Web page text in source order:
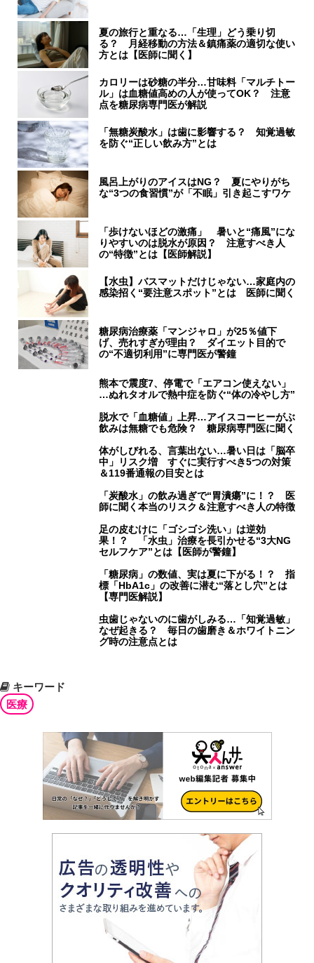
夏の旅行と重なる…「生理」どう乗り切
る？ 月経移動の方法＆鎮痛薬の適切な使い
方とは【医師に聞く】
カロリーは砂糖の半分…甘味料「マルチトー
ル」は血糖値高めの人が使ってOK？ 注意
点を糖尿病専門医が解説
「無糖炭酸水」は歯に影響する？ 知覚過敏
を防ぐ“正しい飲み方”とは
風呂上がりのアイスはNG？ 夏にやりがち
な“3つの食習慣”が「不眠」引き起こすワケ
「歩けないほどの激痛」 暑いと“痛風”にな
りやすいのは脱水が原因？ 注意すべき人
の“特徴”とは【医師解説】
【水虫】バスマットだけじゃない…家庭内の
感染招く“要注意スポット”とは 医師に聞く
糖尿病治療薬「マンジャロ」が25％値下
げ、売れすぎが理由？ ダイエット目的で
の“不適切利用”に専門医が警鐘
熊本で震度7、停電で「エアコン使えない」
…ぬれタオルで熱中症を防ぐ“体の冷やし方”
脱水で「血糖値」上昇…アイスコーヒーがぶ
飲みは無糖でも危険？ 糖尿病専門医に聞く
体がしびれる、言葉出ない…暑い日は「脳卒
中」リスク増 すぐに実行すべき5つの対策
＆119番通報の目安とは
「炭酸水」の飲み過ぎで“胃潰瘍”に！？ 医
師に聞く本当のリスク＆注意すべき人の特徴
足の皮むけに「ゴシゴシ洗い」は逆効
果！？ 「水虫」治療を長引かせる“3大NG
セルフケア”とは【医師が警鐘】
「糖尿病」の数値、実は夏に下がる！？ 指
標「HbA1c」の改善に潜む“落とし穴”とは
【専門医解説】
虫歯じゃないのに歯がしみる…「知覚過敏」
なぜ起きる？ 毎日の歯磨き＆ホワイトニン
グ時の注意点とは
キーワード
医療